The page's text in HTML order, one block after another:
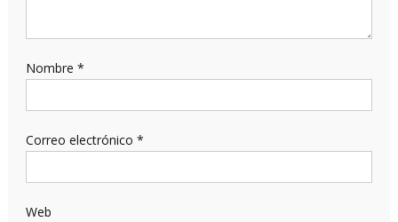
Nombre *
Correo electrónico *
Web